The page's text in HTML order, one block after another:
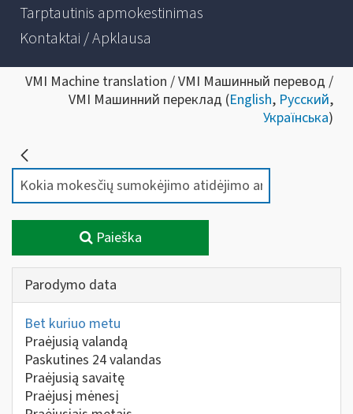
Tarptautinis apmokestinimas
Kontaktai / Apklausa
VMI Machine translation / VMI Машинный перевод /
VMI Машинний переклад (English, Русский,
Українська)
Paieška
Parodymo data
Bet kuriuo metu
Praėjusią valandą
Paskutines 24 valandas
Praėjusią savaitę
Praėjusį mėnesį